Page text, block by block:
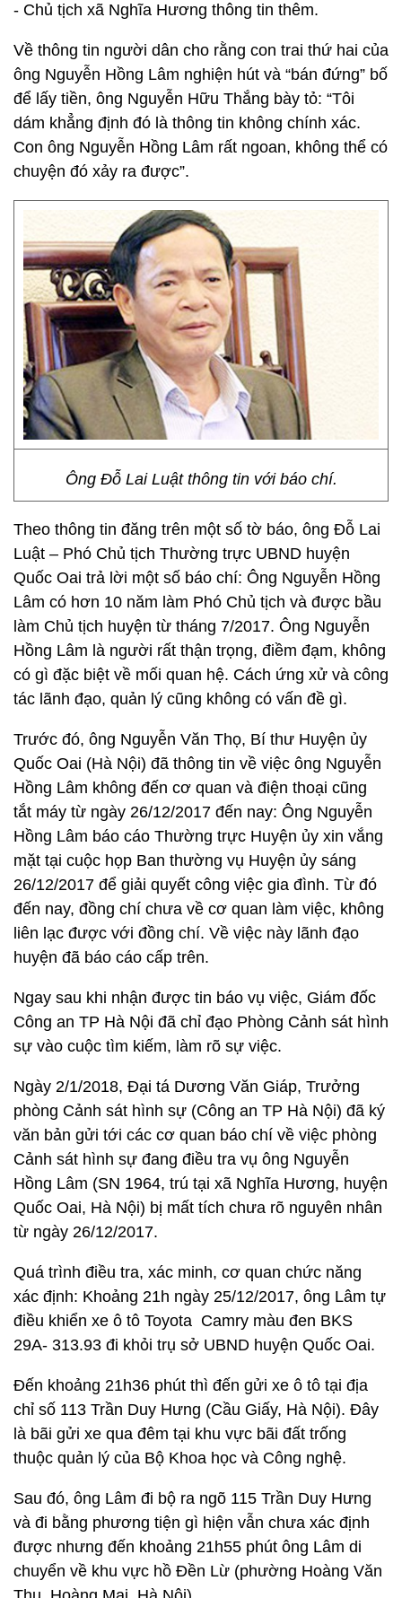
- Chủ tịch xã Nghĩa Hương thông tin thêm.
Về thông tin người dân cho rằng con trai thứ hai của
ông Nguyễn Hồng Lâm nghiện hút và “bán đứng” bố
để lấy tiền, ông Nguyễn Hữu Thắng bày tỏ: “Tôi
dám khẳng định đó là thông tin không chính xác.
Con ông Nguyễn Hồng Lâm rất ngoan, không thể có
chuyện đó xảy ra được”.
Ông Đỗ Lai Luật thông tin với báo chí.
Theo thông tin đăng trên một số tờ báo, ông Đỗ Lai
Luật – Phó Chủ tịch Thường trực UBND huyện
Quốc Oai trả lời một số báo chí: Ông Nguyễn Hồng
Lâm có hơn 10 năm làm Phó Chủ tịch và được bầu
làm Chủ tịch huyện từ tháng 7/2017. Ông Nguyễn
Hồng Lâm là người rất thận trọng, điềm đạm, không
có gì đặc biệt về mối quan hệ. Cách ứng xử và công
tác lãnh đạo, quản lý cũng không có vấn đề gì.
Trước đó, ông Nguyễn Văn Thọ, Bí thư Huyện ủy
Quốc Oai (Hà Nội) đã thông tin về việc ông Nguyễn
Hồng Lâm không đến cơ quan và điện thoại cũng
tắt máy từ ngày 26/12/2017 đến nay: Ông Nguyễn
Hồng Lâm báo cáo Thường trực Huyện ủy xin vắng
mặt tại cuộc họp Ban thường vụ Huyện ủy sáng
26/12/2017 để giải quyết công việc gia đình. Từ đó
đến nay, đồng chí chưa về cơ quan làm việc, không
liên lạc được với đồng chí. Về việc này lãnh đạo
huyện đã báo cáo cấp trên.
Ngay sau khi nhận được tin báo vụ việc, Giám đốc
Công an TP Hà Nội đã chỉ đạo Phòng Cảnh sát hình
sự vào cuộc tìm kiếm, làm rõ sự việc.
Ngày 2/1/2018, Đại tá Dương Văn Giáp, Trưởng
phòng Cảnh sát hình sự (Công an TP Hà Nội) đã ký
văn bản gửi tới các cơ quan báo chí về việc phòng
Cảnh sát hình sự đang điều tra vụ ông Nguyễn
Hồng Lâm (SN 1964, trú tại xã Nghĩa Hương, huyện
Quốc Oai, Hà Nội) bị mất tích chưa rõ nguyên nhân
từ ngày 26/12/2017.
Quá trình điều tra, xác minh, cơ quan chức năng
xác định: Khoảng 21h ngày 25/12/2017, ông Lâm tự
điều khiển xe ô tô Toyota Camry màu đen BKS
29A- 313.93 đi khỏi trụ sở UBND huyện Quốc Oai.
Đến khoảng 21h36 phút thì đến gửi xe ô tô tại địa
chỉ số 113 Trần Duy Hưng (Cầu Giấy, Hà Nội). Đây
là bãi gửi xe qua đêm tại khu vực bãi đất trống
thuộc quản lý của Bộ Khoa học và Công nghệ.
Sau đó, ông Lâm đi bộ ra ngõ 115 Trần Duy Hưng
và đi bằng phương tiện gì hiện vẫn chưa xác định
được nhưng đến khoảng 21h55 phút ông Lâm di
chuyển về khu vực hồ Đền Lừ (phường Hoàng Văn